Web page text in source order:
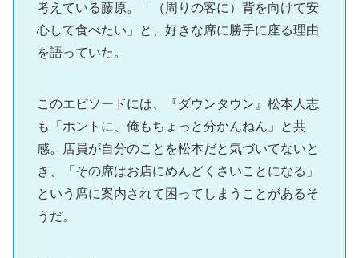
考えている藤原。「（周りの客に）背を向けて安
心して食べたい」と、好きな席に勝手に座る理由
を語っていた。
このエピソードには、『ダウンタウン』松本人志
も「ホントに、俺もちょっと分かんねん」と共
感。店員が自分のことを松本だと気づいてないと
き、「その席はお店にめんどくさいことになる」
という席に案内されて困ってしまうことがあるそ
うだ。